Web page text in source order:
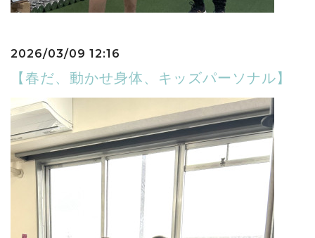
2026/03/09 12:16
【春だ、動かせ身体、キッズパーソナル】